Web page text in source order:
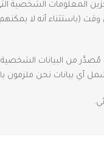
المعلومات
(باستثناء أنه لا
من البيانات الشخصية
بيانات نحن ملزمون